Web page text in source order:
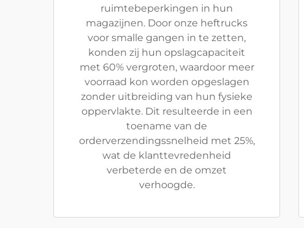
ruimtebeperkingen in hun
magazijnen. Door onze heftrucks
voor smalle gangen in te zetten,
konden zij hun opslagcapaciteit
met 60% vergroten, waardoor meer
voorraad kon worden opgeslagen
zonder uitbreiding van hun fysieke
oppervlakte. Dit resulteerde in een
toename van de
orderverzendingssnelheid met 25%,
wat de klanttevredenheid
verbeterde en de omzet
verhoogde.